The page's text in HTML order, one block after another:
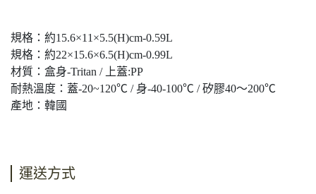
規格：約15.6×11×5.5(H)cm-0.59L
規格：約22×15.6×6.5(H)cm-0.99L
材質：盒身-Tritan / 上蓋:PP
耐熱溫度：蓋-20~120℃ / 身-40-100℃ / 矽膠40〜200℃
產地：韓國
運送方式